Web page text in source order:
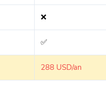
❌
✅
288 USD/an